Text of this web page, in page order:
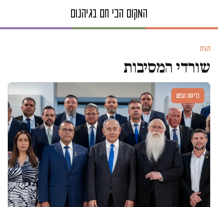
תגית
שורדי המסיבות
בריאות הנפש